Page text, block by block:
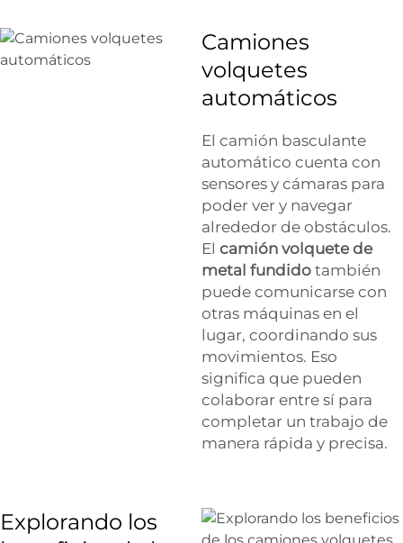
Camiones
volquetes
automáticos
El camión basculante
automático cuenta con
sensores y cámaras para
poder ver y navegar
alrededor de obstáculos.
El camión volquete de
metal fundido también
puede comunicarse con
otras máquinas en el
lugar, coordinando sus
movimientos. Eso
significa que pueden
colaborar entre sí para
completar un trabajo de
manera rápida y precisa.
Explorando los